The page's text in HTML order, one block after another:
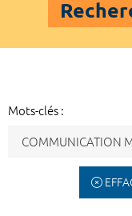
Mots-clés :